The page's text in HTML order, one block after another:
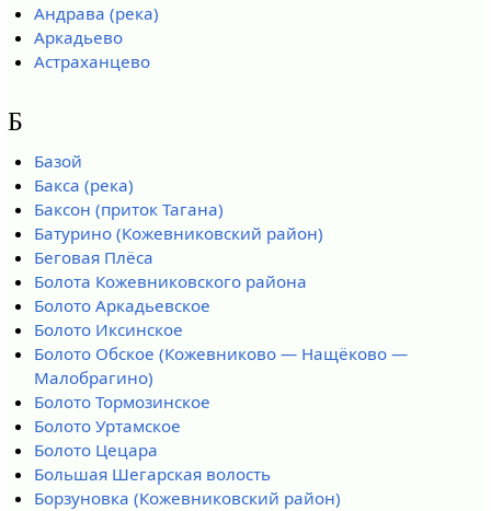
Андрава (река)
Аркадьево
Астраханцево
Б
Базой
Бакса (река)
Баксон (приток Тагана)
Батурино (Кожевниковский район)
Беговая Плёса
Болота Кожевниковского района
Болото Аркадьевское
Болото Иксинское
Болото Обское (Кожевниково — Нащёково —
Малобрагино)
Болото Тормозинское
Болото Уртамское
Болото Цецара
Большая Шегарская волость
Борзуновка (Кожевниковский район)